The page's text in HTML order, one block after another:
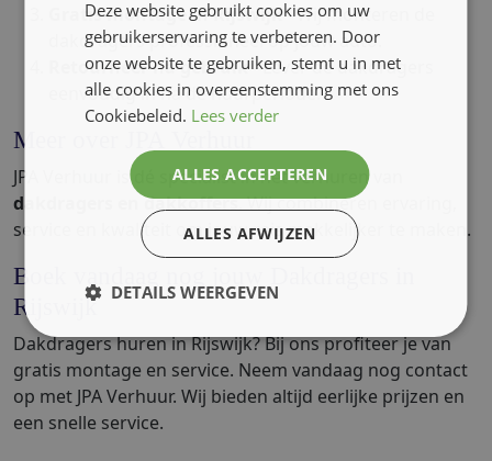
Gratis montage in Rijswijk- Wij monteren de
dakdragers professioneel op jouw auto.
Retourneer na gebruik- Lever de dakdragers
eenvoudig in na de huurperiode.
Meer over JPA Verhuur
JPA Verhuur is dé specialist in het verhuren van
dakdragers en dakkoffers. Wij combineren ervaring,
service en kwaliteit om jouw reis makkelijker te maken.
Boek vandaag nog jouw Dakdragers in
Rijswijk
Dakdragers huren in Rijswijk? Bij ons profiteer je van
gratis montage en service. Neem vandaag nog contact
op met JPA Verhuur. Wij bieden altijd eerlijke prijzen en
een snelle service.
Deze website gebruikt cookies om uw
gebruikerservaring te verbeteren. Door
onze website te gebruiken, stemt u in met
alle cookies in overeenstemming met ons
Cookiebeleid. Lees verder
ALLES ACCEPTEREN
ALLES AFWIJZEN
DETAILS WEERGEVEN